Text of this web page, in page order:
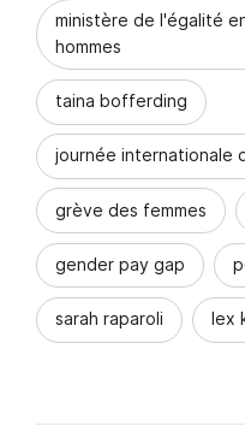
ministère de l'égalité
hommes
taina bofferding
journée internationale
grève des femmes
gender pay gap
sarah raparoli lex